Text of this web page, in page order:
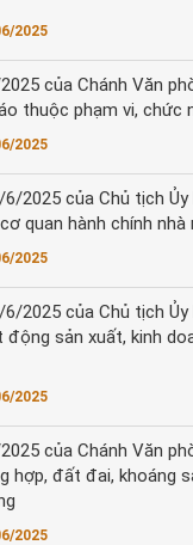
2025
của Chánh Văn
thuộc phạm vi, chức
2025
2025 của Chủ tịch
quan hành chính
2025
2025 của Chủ tịch
sản xuất, kinh
2025
của Chánh Văn
đất đai, khoáng
2025